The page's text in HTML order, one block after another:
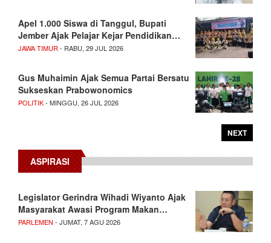
Apel 1.000 Siswa di Tanggul, Bupati
Jember Ajak Pelajar Kejar Pendidikan…
JAWA TIMUR - RABU, 29 JUL 2026
Gus Muhaimin Ajak Semua Partai Bersatu
Sukseskan Prabowonomics
POLITIK- MINGGU, 26 JUL 2026
NEXT
ASPIRASI
Legislator Gerindra Wihadi Wiyanto Ajak
Masyarakat Awasi Program Makan…
PARLEMEN - JUMAT, 7 AGU 2026